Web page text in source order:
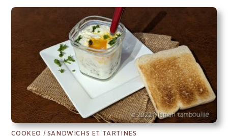
COOKEO / SANDWICHS ET TARTINES